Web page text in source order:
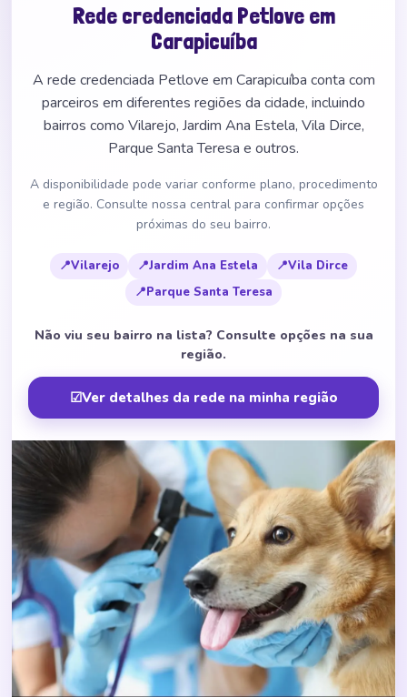
Rede credenciada Petlove em
Carapicuíba
A rede credenciada Petlove em Carapicuíba conta com
parceiros em diferentes regiões da cidade, incluindo
bairros como Vilarejo, Jardim Ana Estela, Vila Dirce,
Parque Santa Teresa e outros.
A disponibilidade pode variar conforme plano, procedimento
e região. Consulte nossa central para confirmar opções
próximas do seu bairro.
📍Vilarejo 📍Jardim Ana Estela 📍Vila Dirce
📍Parque Santa Teresa
Não viu seu bairro na lista? Consulte opções na sua
região.
☑Ver detalhes da rede na minha região